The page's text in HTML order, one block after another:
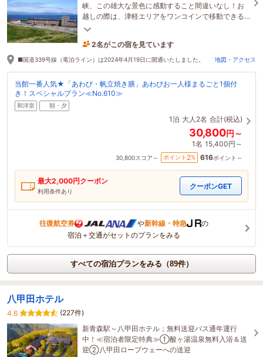
峡、この雄大な景色に感動すること間違いなし！お
越しの際は、津軽エリアをワンコインで移動できる
乗合タクシー「わんタク」をご利用ください。
2名がこの宿を見ています
6時間前に予約されました
■国道339号線（竜泊ライン）は2024年4月19日に開通いたしました。 地図・アクセス
当館一番人気★「あわび・帆立焼き膳」あわびお一人様まるごと1個付
き！スペシャルプラン≪No.610≫
和洋室 朝・夕
1泊 大人2名 合計(税込)
30,800円～
1名 15,400円～
30,800スコア～ ポイント 2% 616ポイント～
最大2,000円クーポン
利用条件あり
クーポンGET
往復航空券 や新幹線・特急
の
宿泊＋交通がセットのプランをみる
すべての宿泊プランをみる（89件）
八甲田ホテル
4.6
(227件)
新青森駅～八甲田ホテル；無料送迎バス通年運行
中！≪宿泊者限定特典≫①酸ヶ湯温泉無料入浴＆送
迎②八甲田ロープウェーへの送迎